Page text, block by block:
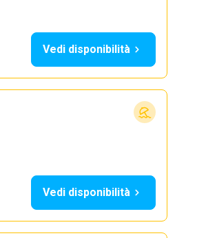
Vedi disponibilità
Vedi disponibilità